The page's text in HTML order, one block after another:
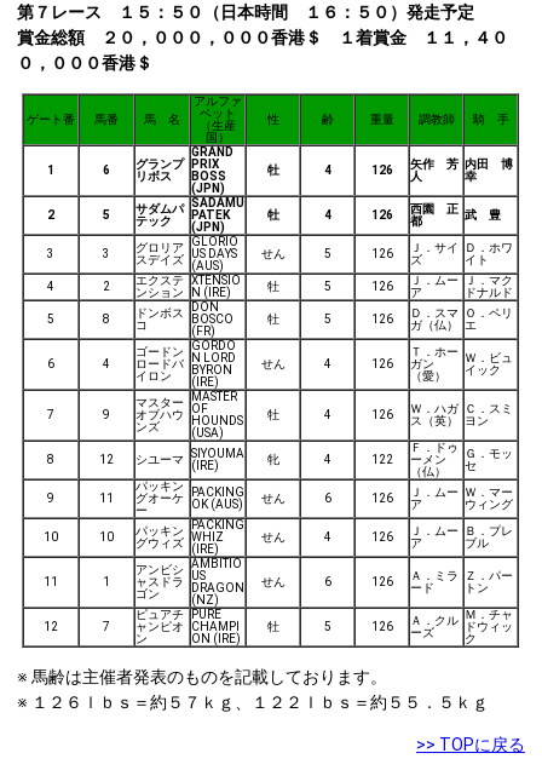
第７レース １５：５０（日本時間 １６：５０）発走予定
賞金総額 ２０，０００，０００香港＄ １着賞金 １１，４０
０，０００香港＄
ゲート番 馬番 馬 名
アルファ
ベット
（生産
国）
性 齢 重量 調教師 騎 手
1 6
グランプ
リボス
GRAND
PRIX
BOSS
(JPN)
牡 4 126
矢作 芳
人
内田 博
幸
2 5
サダムパ
テック
SADAMU
PATEK
(JPN)
牡 4 126
西園 正
都
武 豊
3 3
グロリア
スデイズ
GLORIO
US DAYS
(AUS)
せん 5 126
Ｊ．サイ
ズ
Ｄ．ホワ
イト
4
2
エクステ
ンション
XTENSIO
N (IRE)
牡 5 126
Ｊ．ムー
ア
Ｊ．マク
ドナルド
5
8
ドンボス
コ
DON
BOSCO
(FR)
牡 5 126
Ｄ．スマ
ガ（仏）
Ｏ．ペリ
エ
6 4
ゴードン
ロードバ
イロン
GORDO
N LORD
BYRON
(IRE)
せん 4 126
Ｔ．ホー
ガン
（愛）
Ｗ．ビュ
イック
7 9
マスター
オブハウ
ンズ
MASTER
OF
HOUNDS
(USA)
牡 4 126
Ｗ．ハガ
ス（英）
Ｃ．スミ
ヨン
8 12 シユーマ
SIYOUMA
(IRE)
牝 4 122
Ｆ．ドゥ
ーメン
（仏）
Ｇ．モッ
セ
9 11
パッキン
グオーケ
ー
PACKING
OK (AUS)
せん 6 126
Ｊ．ムー
ア
Ｗ．マー
ウィング
10 10
パッキン
グウィズ
PACKING
WHIZ
(IRE)
せん 4 126
Ｊ．ムー
ア
Ｂ．プレ
ブル
11 1
アンビシ
ャスドラ
ゴン
AMBITIO
US
DRAGON
(NZ)
せん 6 126
Ａ．ミラ
ード
Ｚ．パー
トン
12 7
ピュアチ
ャンピオ
ン
PURE
CHAMPI
ON (IRE)
牡 5 126
Ａ．クル
ーズ
Ｍ．チャ
ドウィッ
ク
※ 馬齢は主催者発表のものを記載しております。
※ １２６ｌｂｓ＝約５７ｋｇ、１２２ｌｂｓ＝約５５．５ｋｇ
>> TOPに戻る